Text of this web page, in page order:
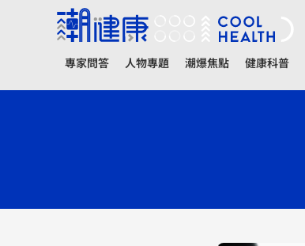
專家問答 人物專題 潮爆焦點 健康科普